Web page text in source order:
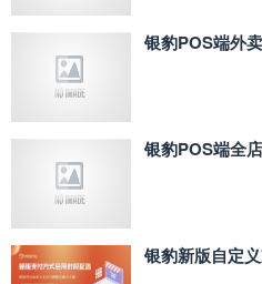
银豹POS端外
银豹POS端全
银豹新版自定